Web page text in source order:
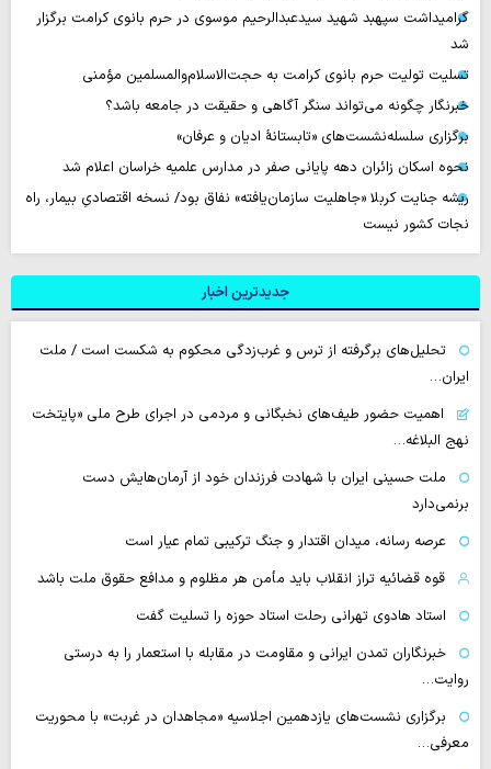
گرامیداشت سپهبد شهید سیدعبدالرحیم موسوی در حرم بانوی کرامت برگزار
شد
تسلیت تولیت حرم بانوی کرامت به حجت‌الاسلام‌والمسلمین مؤمنی
خبرنگار چگونه می‌تواند سنگر آگاهی و حقیقت در جامعه باشد؟
برگزاری سلسله‌نشست‌های «تابستانهٔ ادیان و عرفان»
نحوه اسکان زائران دهه پایانی صفر در مدارس علمیه خراسان اعلام شد
ریشه جنایت کربلا «جاهلیت سازمان‌یافته» نفاق بود/ نسخه اقتصادیِ بیمار، راه
نجات کشور نیست
جدیدترین اخبار
تحلیل‌های برگرفته از ترس و غرب‌زدگی محکوم به شکست است / ملت
ایران…
اهمیت حضور طیف‌های نخبگانی و مردمی در اجرای طرح ملی «پایتخت
نهج البلاغه…
ملت حسینی ایران با شهادت فرزندان خود از آرمان‌هایش دست
برنمی‌دارد
عرصه رسانه، میدان اقتدار و جنگ ترکیبی تمام عیار است
قوه قضائیه تراز انقلاب باید مأمن هر مظلوم و مدافع حقوق ملت باشد
استاد هادوی تهرانی رحلت استاد حوزه را تسلیت گفت
خبرنگاران تمدن ایرانی و مقاومت در مقابله با استعمار را به درستی
روایت…
برگزاری نشست‌های یازدهمین اجلاسیه «مجاهدان در غربت» با محوریت
معرفی…